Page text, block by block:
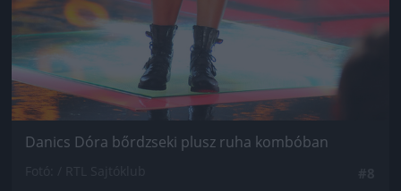
Danics Dóra bőrdzseki plusz ruha kombóban